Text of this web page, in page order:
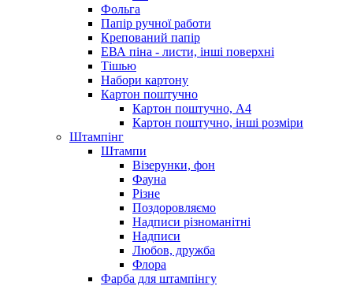
Фольга
Папір ручної работи
Крепований папір
ЕВА піна - листи, інші поверхні
Тішью
Набори картону
Картон поштучно
Картон поштучно, А4
Картон поштучно, інші розміри
Штампінг
Штампи
Візерунки, фон
Фауна
Різне
Поздоровляємо
Надписи різноманітні
Надписи
Любов, дружба
Флора
Фарба для штампінгу